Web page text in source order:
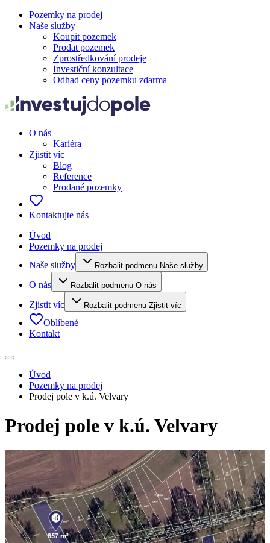
Pozemky na prodej
Naše služby
Koupit pozemek
Prodat pozemek
Zprostředkování prodeje
Investiční konzultace
Odhad ceny pozemku zdarma
O nás
Kariéra
Zjistit víc
Blog
Reference
Prodané pozemky
Kontaktujte nás
Úvod
Pozemky na prodej
Naše služby
Rozbalit podmenu Naše služby
O nás Rozbalit podmenu O nás
Zjistit víc Rozbalit podmenu Zjistit víc
Oblíbené
Kontakt
Úvod
Pozemky na prodej
Prodej pole v k.ú. Velvary
Prodej pole v k.ú. Velvary